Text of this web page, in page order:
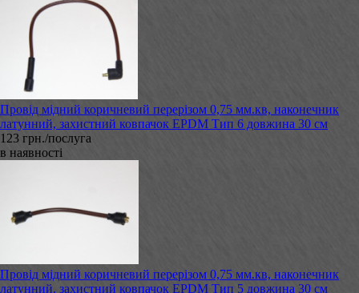
Провід мідний коричневий перерізом 0,75 мм.кв, наконечник
латунний, захистний ковпачок EPDM Тип 6 довжина 30 см
123 грн./послуга
в наявності
Провід мідний коричневий перерізом 0,75 мм.кв, наконечник
латунний, захистний ковпачок EPDM Тип 5 довжина 30 см